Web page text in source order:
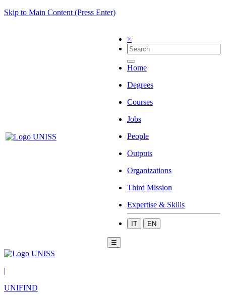
Skip to Main Content (Press Enter)
×
Home
Degrees
Courses
Jobs
People
Outputs
Organizations
Third Mission
Expertise & Skills
IT EN
☰
|
UNIFIND